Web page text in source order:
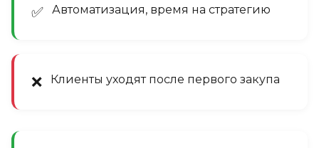
✅ Автоматизация, время на стратегию
❌ Клиенты уходят после первого закупа